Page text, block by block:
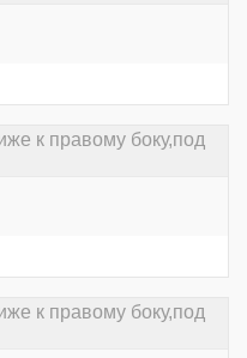
к правому боку,под
к правому боку,под